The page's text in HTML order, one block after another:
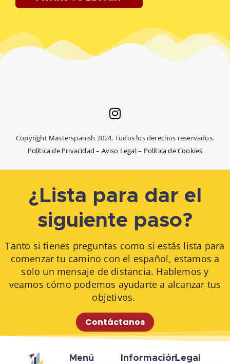
Copyright Masterspanish 2024. Todos los derechos reservados.
Política de Privacidad – Aviso Legal– Política de Cookies
¿Lista para dar el
siguiente paso?
Tanto si tienes preguntas como si estás lista para
comenzar tu camino con el español, estamos a
solo un mensaje de distancia. Hablemos y
veamos cómo podemos ayudarte a alcanzar tus
objetivos.
Contáctanos
Menú
InformaciónLegal​